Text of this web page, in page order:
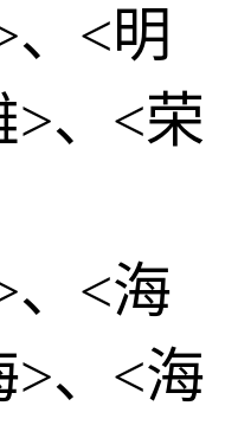
、<明
>、<荣
、<海
>、<海